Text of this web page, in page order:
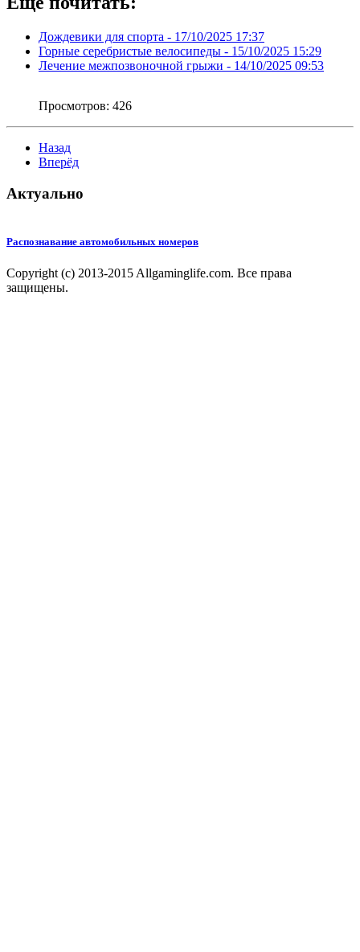
Дождевики для спорта - 17/10/2025 17:37
Горные серебристые велосипеды - 15/10/2025 15:29
Лечение межпозвоночной грыжи - 14/10/2025 09:53
Просмотров: 426
Назад
Вперёд
Актуально
Распознавание автомобильных номеров
Copyright (c) 2013-2015 Allgaminglife.com. Все права
защищены.